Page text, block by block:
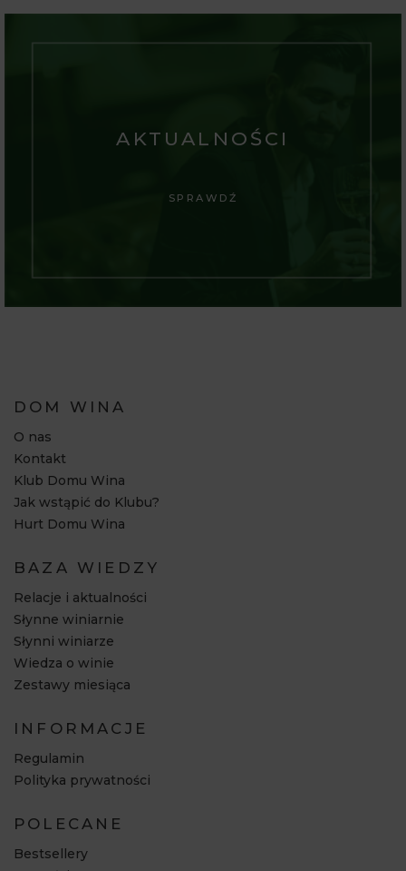
AKTUALNOŚCI
SPRAWDŹ
DOM WINA
O nas
Kontakt
Klub Domu Wina
Jak wstąpić do Klubu?
Hurt Domu Wina
BAZA WIEDZY
Relacje i aktualności
Słynne winiarnie
Słynni winiarze
Wiedza o winie
Zestawy miesiąca
INFORMACJE
Regulamin
Polityka prywatności
POLECANE
Bestsellery